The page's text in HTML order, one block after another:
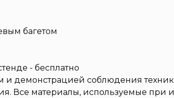
багетом
- бесплатно
демонстрацией соблюдения
Все материалы, используемые при